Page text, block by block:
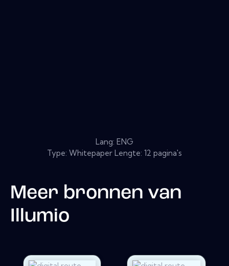
Lang: ENG
Type: Whitepaper Lengte: 12 pagina's
Meer bronnen van
Illumio